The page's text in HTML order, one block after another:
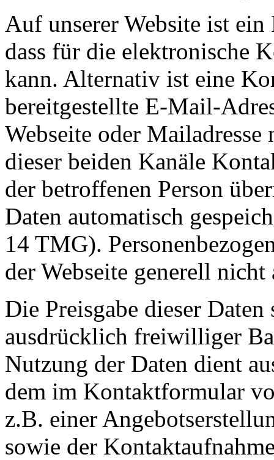
Auf unserer Website ist
dass für die elektronische
kann. Alternativ ist eine
bereitgestellte E-Mail-
Webseite oder Mailadresse
dieser beiden Kanäle
der betroffenen Person
Daten automatisch
14 TMG).
der Webseite generell
Die Preisgabe dieser
ausdrücklich freiwilliger
Nutzung der Daten dient
dem im Kontaktformular
z.B. einer
sowie der